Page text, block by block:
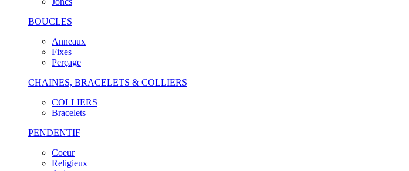
BOUCLES
Anneaux
Fixes
Perçage
CHAINES, BRACELETS & COLLIERS
COLLIERS
Bracelets
PENDENTIF
Coeur
Religieux